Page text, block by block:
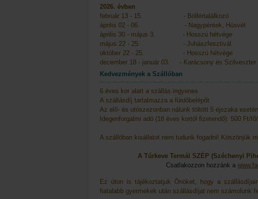
2026. évben
február 13 - 15. - Böllértalálkozó
április 02 - 06. - Nagypéntek, Húsvét
április 30 - május 3. - Hosszú hétvége
május 22 - 25. - Juhászfesztivál
október 22 - 25. - Hosszú hétvége
december 18 - január 03. - Karácsony és Szilveszter
Kedvezmények a Szállóban
6 éves kor alatt a szállás ingyenes
A szállásdíj tartalmazza a fürdőbelépőt
Az elő- és utószezonban nálunk töltött 5 éjszaka
Idegenforgalmi adó (18 éves kortól fizetendő): 500 Ft/
A szállóban kisállatot nem tudunk fogadni! Köszönjük
A Túrkeve Termál SZÉP (Széchenyi
Csatlakozzon hozzánk a
Ez úton is tájékoztatjuk Önöket, hogy a
fiatalabb gyermekek után szállásdíjat nem számolunk